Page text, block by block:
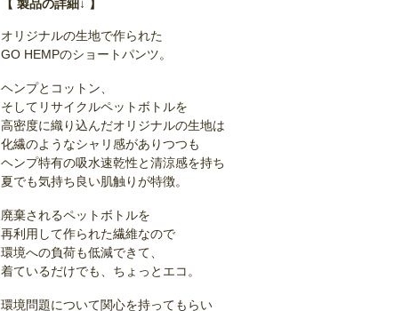
【 製品の詳細↓ 】
オリジナルの生地で作られた
GO HEMPのショートパンツ。
ヘンプとコットン、
そしてリサイクルペットボトルを
高密度に織り込んだオリジナルの生地は
化繊のようなシャリ感がありつつも
ヘンプ特有の吸水速乾性と清涼感を持ち
夏でも気持ち良い肌触りが特徴。
廃棄されるペットボトルを
再利用して作られた繊維なので
環境への負荷も低減できて、
着ているだけでも、ちょっとエコ。
環境問題について関心を持ってもらい